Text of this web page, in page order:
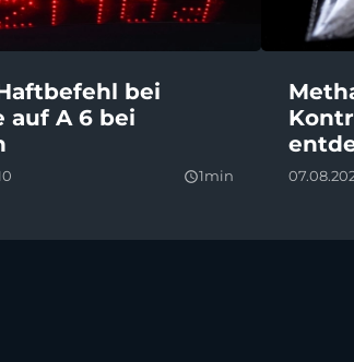
bei
auf A 6 bei
query_builder1min